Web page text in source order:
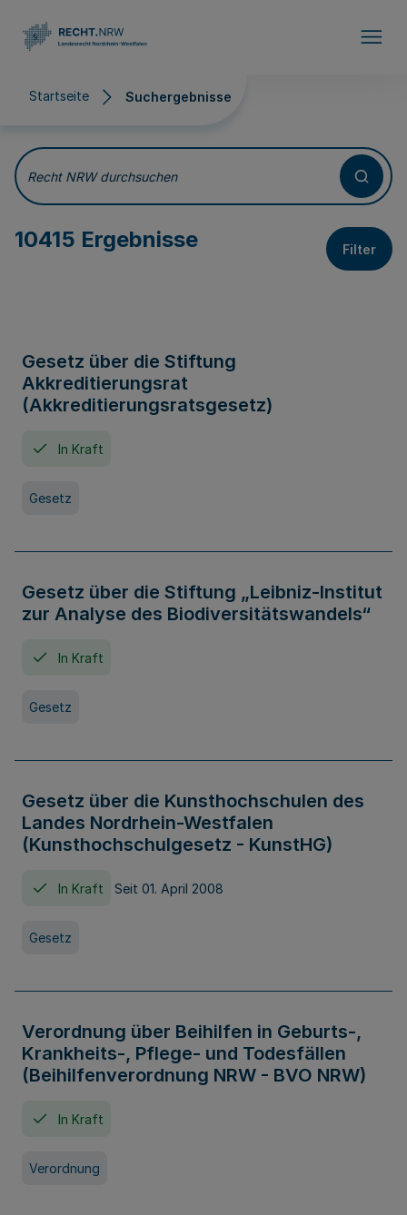
Startseite Suchergebnisse
Suchergebnisse
Recht NRW durchsuchen
10415 Ergebnisse Filter
Gesetz über die Stiftung
Akkreditierungsrat
(Akkreditierungsratsgesetz)
In Kraft
Gesetz
Gesetz über die Stiftung „Leibniz-Institut
zur Analyse des Biodiversitätswandels“
In Kraft
Gesetz
Gesetz über die Kunsthochschulen des
Landes Nordrhein-Westfalen
(Kunsthochschulgesetz - KunstHG)
In Kraft Seit 01. April 2008
Gesetz
Verordnung über Beihilfen in Geburts-,
Krankheits-, Pflege- und Todesfällen
(Beihilfenverordnung NRW - BVO NRW)
In Kraft
Verordnung